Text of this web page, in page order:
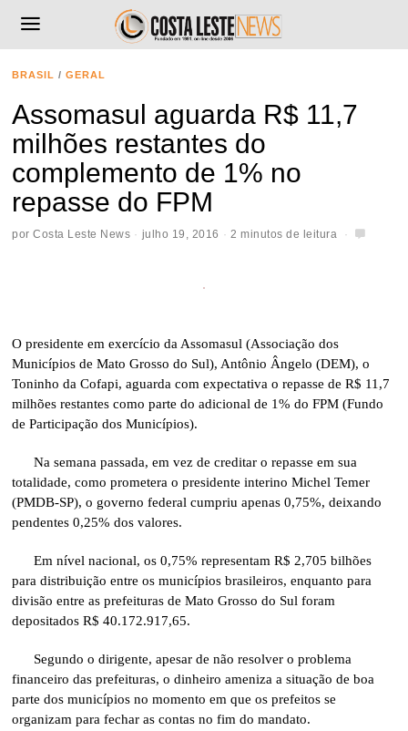
BRASIL / GERAL
Assomasul aguarda R$ 11,7
milhões restantes do
complemento de 1% no
repasse do FPM
porCosta Leste News julho 19, 2016 2 minutos de leitura
O presidente em exercício da Assomasul (Associação dos
Municípios de Mato Grosso do Sul), Antônio Ângelo (DEM), o
Toninho da Cofapi, aguarda com expectativa o repasse de R$ 11,7
milhões restantes como parte do adicional de 1% do FPM (Fundo
de Participação dos Municípios).
Na semana passada, em vez de creditar o repasse em sua
totalidade, como prometera o presidente interino Michel Temer
(PMDB-SP), o governo federal cumpriu apenas 0,75%, deixando
pendentes 0,25% dos valores.
Em nível nacional, os 0,75% representam R$ 2,705 bilhões
para distribuição entre os municípios brasileiros, enquanto para
divisão entre as prefeituras de Mato Grosso do Sul foram
depositados R$ 40.172.917,65.
Segundo o dirigente, apesar de não resolver o problema
financeiro das prefeituras, o dinheiro ameniza a situação de boa
parte dos municípios no momento em que os prefeitos se
organizam para fechar as contas no fim do mandato.